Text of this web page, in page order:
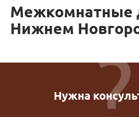
Межкомнатные
Нижнем
Нужна